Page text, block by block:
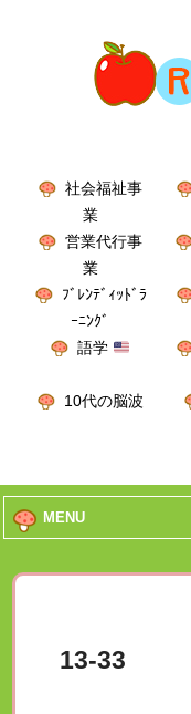
社会福祉事
業
営業代行事
業
ﾌﾞﾚﾝﾃﾞｨｯﾄﾞﾗ
ｰﾆﾝｸﾞ
語学
10代の脳波
MENU
13-33